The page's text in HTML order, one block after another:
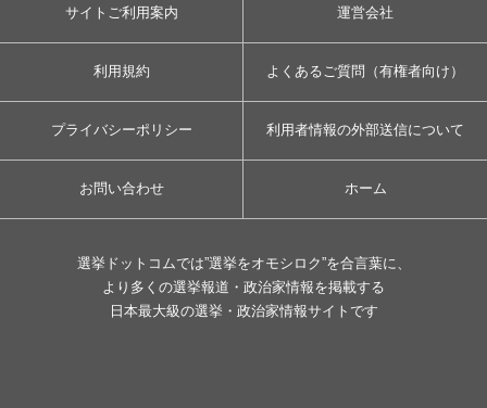
サイトご利用案内 運営会社
利用規約 よくあるご質問（有権者向け）
プライバシーポリシー 利用者情報の外部送信について
お問い合わせ ホーム
選挙ドットコムでは”選挙をオモシロク”を合言葉に、
より多くの選挙報道・政治家情報を掲載する
日本最大級の選挙・政治家情報サイトです